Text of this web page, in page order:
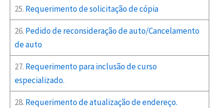
25. Requerimento de solicitação de cópia
26. Pedido de reconsideração de auto/Cancelamento
de auto
27. Requerimento para inclusão de curso
especializado.
28. Requerimento de atualização de endereço.